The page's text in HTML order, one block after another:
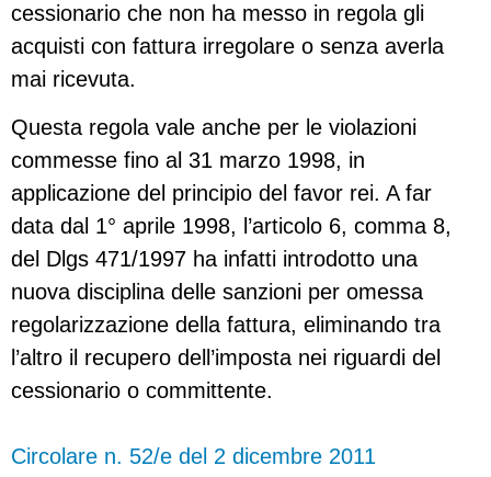
cessionario che non ha messo in regola gli
acquisti con fattura irregolare o senza averla
mai ricevuta.
Questa regola vale anche per le violazioni
commesse fino al 31 marzo 1998, in
applicazione del principio del favor rei. A far
data dal 1° aprile 1998, l’articolo 6, comma 8,
del Dlgs 471/1997 ha infatti introdotto una
nuova disciplina delle sanzioni per omessa
regolarizzazione della fattura, eliminando tra
l’altro il recupero dell’imposta nei riguardi del
cessionario o committente.
Circolare n. 52/e del 2 dicembre 2011